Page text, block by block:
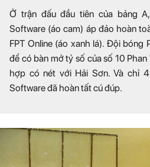
Ở trận đấu đầu tiên của bảng
Software (áo cam) áp đảo hoàn
FPT Online (áo xanh lá). Đội bóng
để có bàn mở tỷ số của số 10
hợp có nét với Hải Sơn. Và chỉ
Software đã hoàn tất cú đúp.